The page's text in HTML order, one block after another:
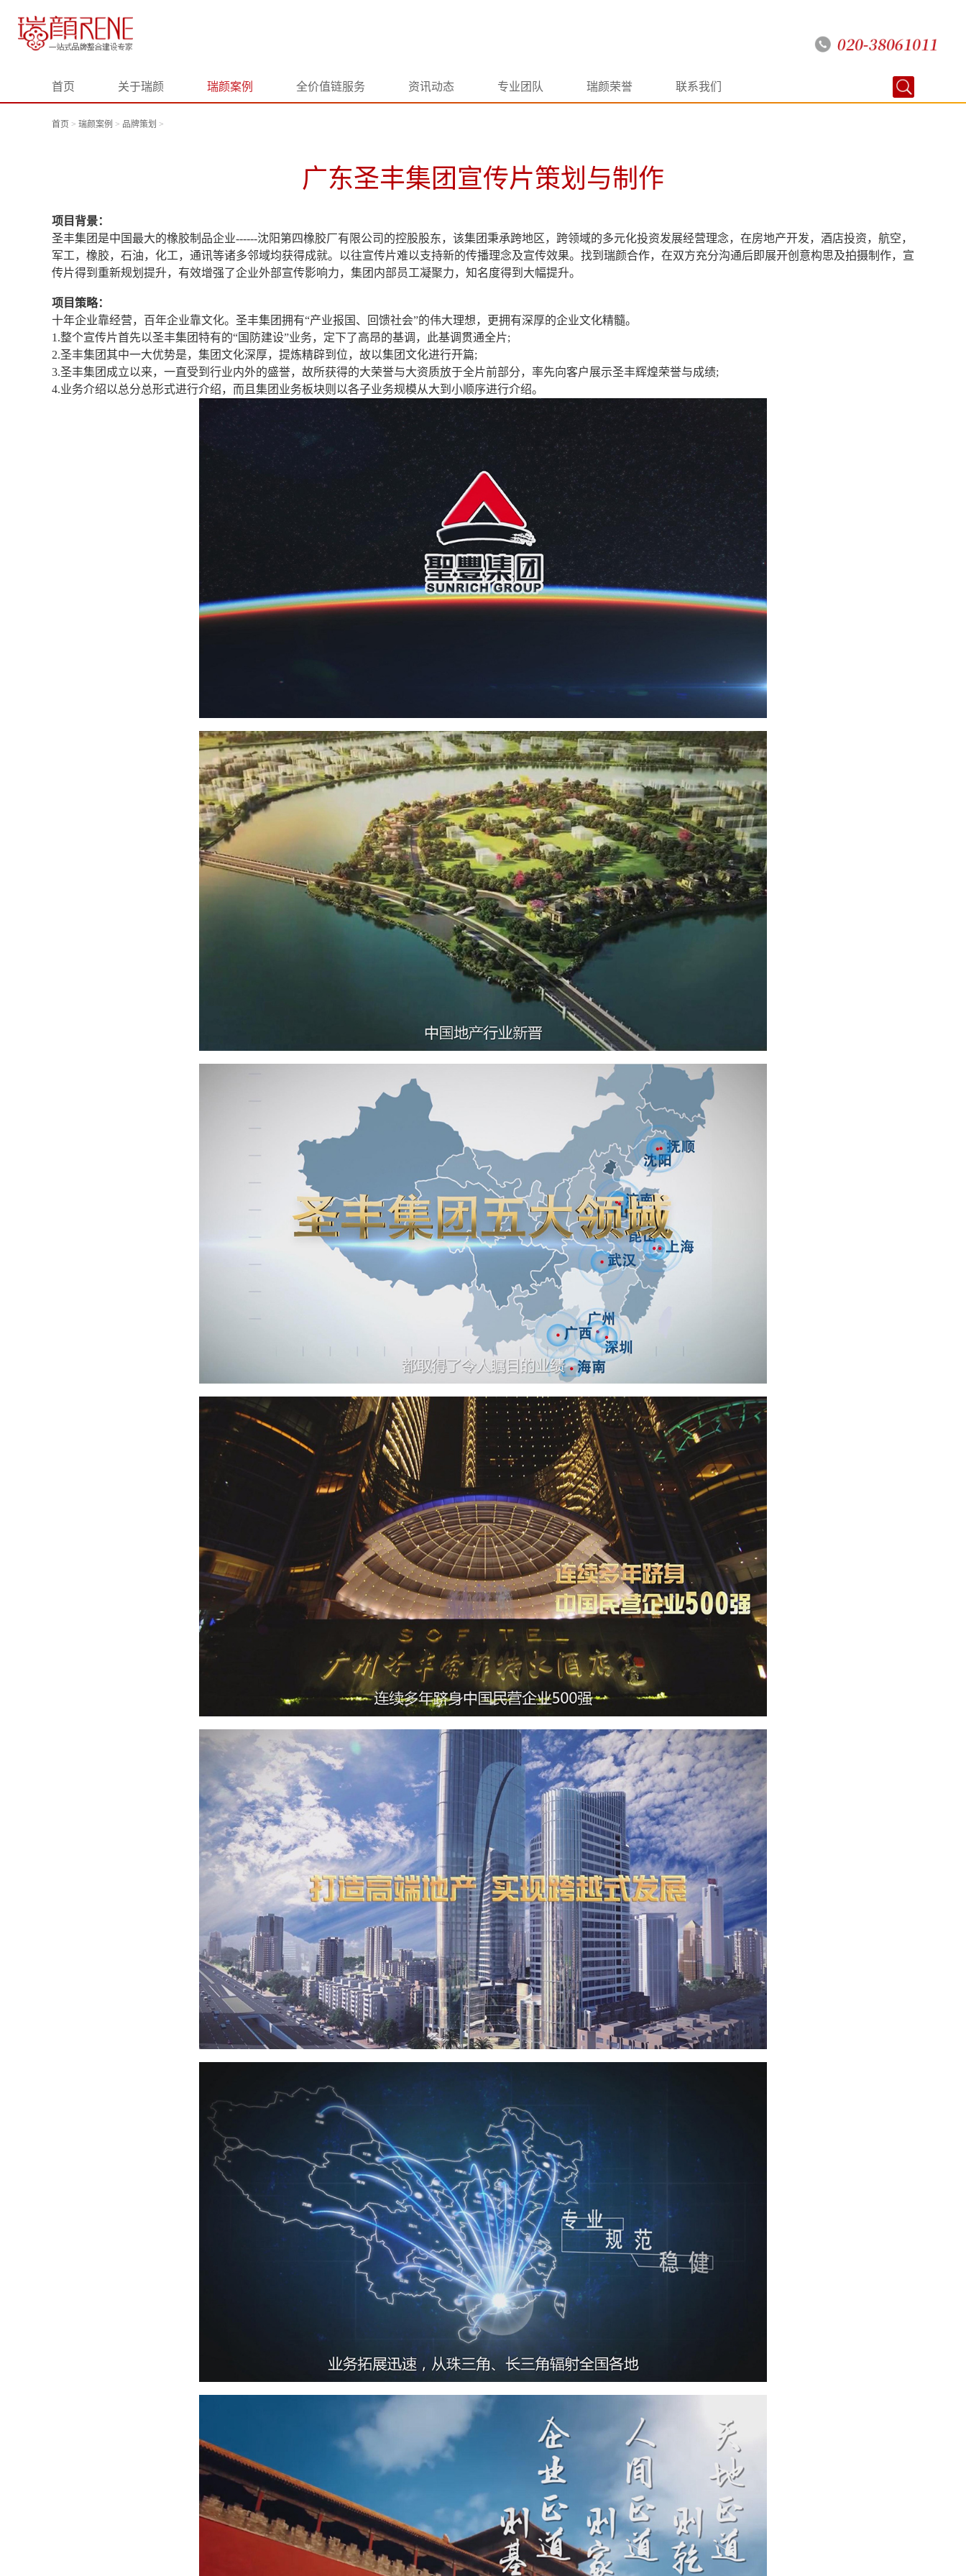
首页 关于瑞颜 瑞颜案例 全价值链服务 资讯动态 专业团队 瑞颜荣誉 联系我们
首页 > 瑞颜案例 > 品牌策划 >
广东圣丰集团宣传片策划与制作
项目背景：
圣丰集团是中国最大的橡胶制品企业------沈阳第四橡胶厂有限公司的控股股东，该集团秉承跨地区，跨领域的多元化投资发展经营理念，在房地产开发，酒店投资，航空，
军工，橡胶，石油，化工，通讯等诸多邻域均获得成就。以往宣传片难以支持新的传播理念及宣传效果。找到瑞颜合作，在双方充分沟通后即展开创意构思及拍摄制作，宣
传片得到重新规划提升，有效增强了企业外部宣传影响力，集团内部员工凝聚力，知名度得到大幅提升。
项目策略：
十年企业靠经营，百年企业靠文化。圣丰集团拥有“产业报国、回馈社会”的伟大理想，更拥有深厚的企业文化精髓。
1.整个宣传片首先以圣丰集团特有的“国防建设”业务，定下了高昂的基调，此基调贯通全片;
2.圣丰集团其中一大优势是，集团文化深厚，提炼精辟到位，故以集团文化进行开篇;
3.圣丰集团成立以来，一直受到行业内外的盛誉，故所获得的大荣誉与大资质放于全片前部分，率先向客户展示圣丰辉煌荣誉与成绩;
4.业务介绍以总分总形式进行介绍，而且集团业务板块则以各子业务规模从大到小顺序进行介绍。